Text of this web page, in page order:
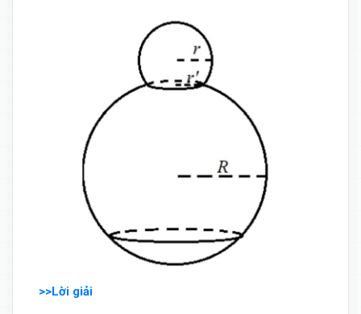
>>Lời giải